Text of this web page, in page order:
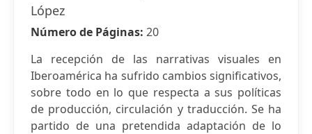
López
Número de Páginas: 20
La recepción de las narrativas visuales en
Iberoamérica ha sufrido cambios significativos,
sobre todo en lo que respecta a sus políticas
de producción, circulación y traducción. Se ha
partido de una pretendida adaptación de lo